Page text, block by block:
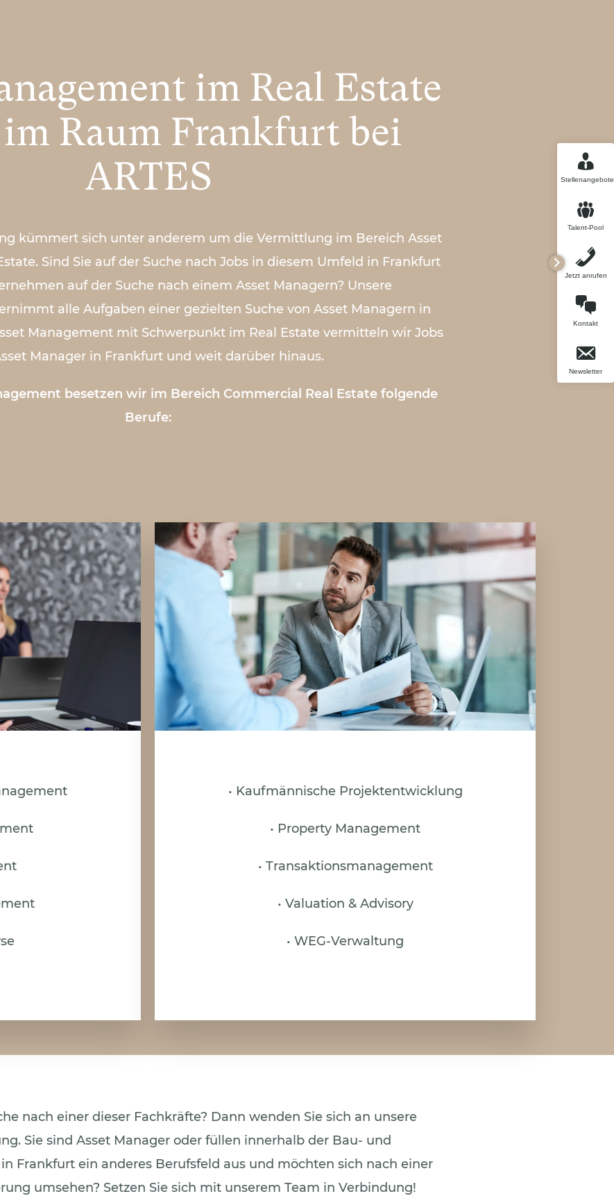
im Real Estate
im Raum Frankfurt bei
ARTES
kümmert sich unter anderem um die Vermittlung im Bereich Asset
Sind Sie auf der Suche nach Jobs in diesem Umfeld in Frankfurt
auf der Suche nach einem Asset Managern? Unsere
alle Aufgaben einer gezielten Suche von Asset Managern in
Management mit Schwerpunkt im Real Estate vermitteln wir Jobs
Manager in Frankfurt und weit darüber hinaus.
besetzen wir im Bereich Commercial Real Estate folgende
Berufe:
• Kaufmännische Projektentwicklung
• Property Management
• Transaktionsmanagement
• Valuation & Advisory
• WEG-Verwaltung
nach einer dieser Fachkräfte? Dann wenden Sie sich an unsere
Sie sind Asset Manager oder füllen innerhalb der Bau- und
Frankfurt ein anderes Berufsfeld aus und möchten sich nach einer
umsehen? Setzen Sie sich mit unserem Team in Verbindung!
Stellenangebote
Talent-Pool
Jetzt anrufen
Kontakt
Newsletter